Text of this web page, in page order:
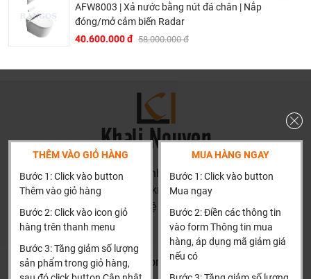
AFW8003 | Xả nước bằng nút đá chân | Nắp
đóng/mở cảm biến Radar
40.600.000 đ 58.000.000 đ
THÊM VÀO GIỎ HÀNG
Bước 1: Click vào button
Thêm vào giỏ hàng
Bước 2: Click vào icon giỏ
hàng trên thanh menu
Bước 3: Tăng giảm số lượng
sản phẩm trong giỏ hàng,
MUA HÀNG NGAY
Bước 1: Click vào button
Mua ngay
Bước 2: Điền các thông tin
vào form Thông tin mua
hàng, áp dụng mã giảm giá
nếu có
HN: số 160 đường Văn Minh, Di Trạch, Hoài Đức, Hà Nội
(Cách đại học công nghiệp 1 km)
HCM và các tỉnh khác: Liên hệ hotline để được hướng dẫn
đặt hàng
Khalinguyen.vn@gmail.com